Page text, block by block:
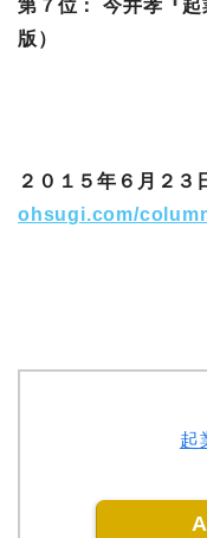
第７位： 今井孝『
版）
２０１５年６月２３
ohsugi.com/
起